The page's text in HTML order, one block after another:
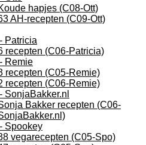
hapjes (C08-Ott)
AH-recepten (C09-Ott)
Patricia
recepten (C06-Patricia)
Remie
recepten (C05-Remie)
recepten (C06-Remie)
SonjaBakker.nl
Bakker recepten (C06-
Spookey
vegarecepten (C05-Spo)